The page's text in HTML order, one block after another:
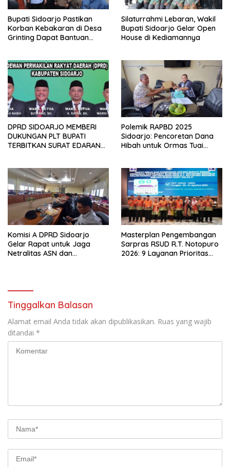
Bupati Sidoarjo Pastikan
Korban Kebakaran di Desa
Grinting Dapat Bantuan
Silaturrahmi Lebaran, Wakil
Bupati Sidoarjo Gelar Open
House di Kediamannya
DPRD SIDOARJO MEMBERI
DUKUNGAN PLT BUPATI
TERBITKAN SURAT EDARAN
TK, PAUD, SD, SMP/MTS
KELUAR KOTA
Polemik RAPBD 2025
Sidoarjo: Pencoretan Dana
Hibah untuk Ormas Tuai
Komisi A DPRD Sidoarjo
Gelar Rapat untuk Jaga
Netralitas ASN dan
Masterplan Pengembangan
Sarpras RSUD R.T. Notopuro
2026: 9 Layanan Prioritas
Tinggalkan Balasan
Alamat email Anda tidak akan dipublikasikan. Ruas yang wajib
ditandai *